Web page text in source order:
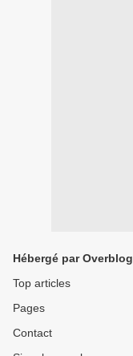
Hébergé par Overblog
Top articles
Pages
Contact